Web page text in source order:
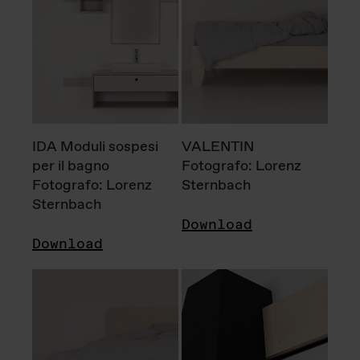
IDA Moduli sospesi
per il bagno
Fotografo: Lorenz
Sternbach
Download
VALENTIN
Fotografo: Lorenz
Sternbach
Download